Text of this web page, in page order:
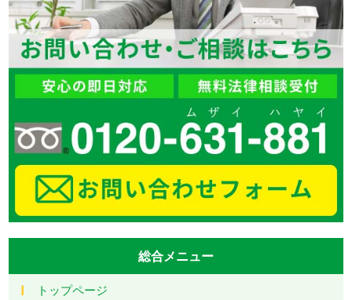
総合メニュー
トップページ